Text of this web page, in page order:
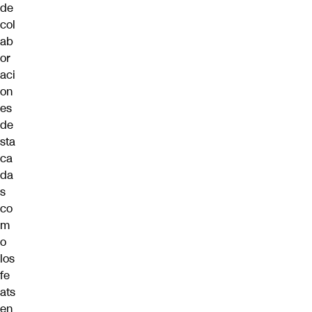
de
col
ab
or
aci
on
es
de
sta
ca
da
s
co
m
o
los
fe
ats
en